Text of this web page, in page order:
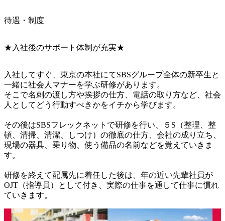
待遇・制度
★入社後のサポート体制が充実★
入社してすぐ、東京の本社にてSBSグループ全体の新卒生と
一緒に社会人マナーを学ぶ研修があります。
そこで名刺の渡し方や挨拶の仕方、電話の取り方など、社会
人としてどう行動すべきかをイチから学びます。
その後はSBSフレックネットで研修を行い、５S（整理、整
頓、清掃、清潔、しつけ）の徹底の仕方、会社の成り立ち、
現場の器具、乗り物、使う備品の名前などを覚えていきま
す。
研修を終えて配属先に着任した後は、年の近い先輩社員が
OJT（指導員）として付き、実際の仕事を通して仕事に慣れ
ていきます。